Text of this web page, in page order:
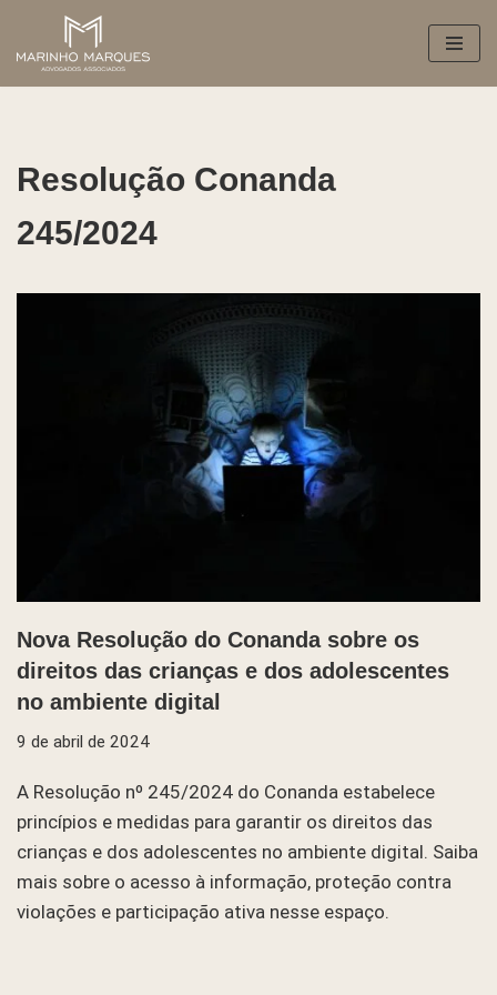
Pular
para
Resolução Conanda
245/2024
Nova Resolução do Conanda sobre os
direitos das crianças e dos adolescentes
no ambiente digital
9 de abril de 2024
A Resolução nº 245/2024 do Conanda estabelece
princípios e medidas para garantir os direitos das
crianças e dos adolescentes no ambiente digital. Saiba
mais sobre o acesso à informação, proteção contra
violações e participação ativa nesse espaço.